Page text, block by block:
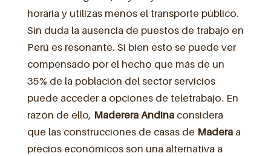
horaria y utilizas menos el transporte público.
Sin duda la ausencia de puestos de trabajo en
Perú es resonante. Si bien esto se puede ver
compensado por el hecho que más de un
35% de la población del sector servicios
puede acceder a opciones de teletrabajo. En
razón de ello, Maderera Andina considera
que las construcciones de casas de Maderaa
precios económicos son una alternativa a